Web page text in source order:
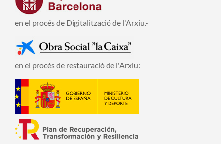
en el procés de Digitalització de l'Arxiu.-
en el procés de restauració de l'Arxiu: